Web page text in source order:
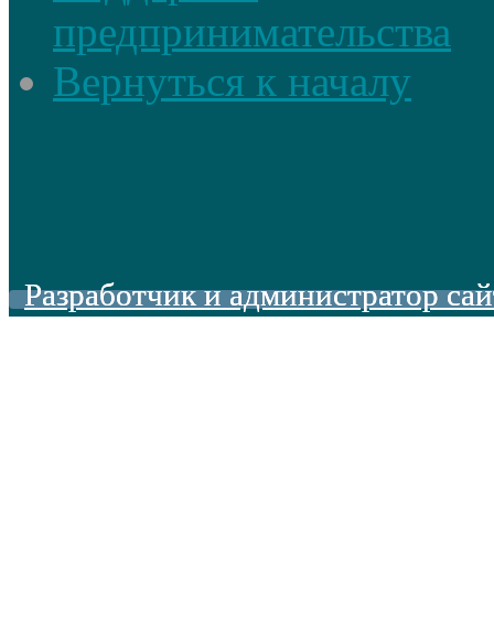
предпринимательства
Вернуться к началу
Разработчик и администратор